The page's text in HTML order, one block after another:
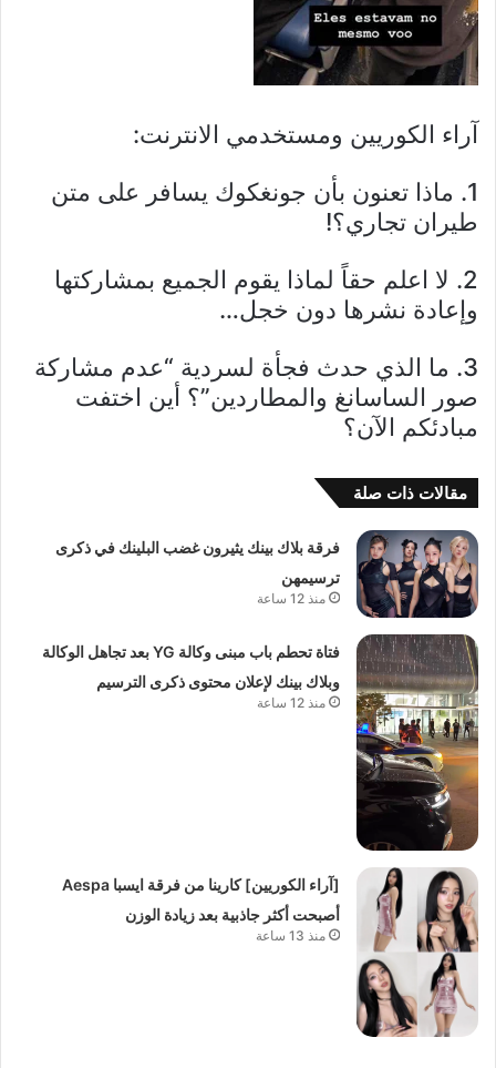
آراء الكوريين ومستخدمي الانترنت:
1. ماذا تعنون بأن جونغكوك يسافر على متن
طيران تجاري؟!
2. لا اعلم حقاً لماذا يقوم الجميع بمشاركتها
وإعادة نشرها دون خجل…
3. ما الذي حدث فجأة لسردية “عدم مشاركة
صور الساسانغ والمطاردين”؟ أين اختفت
مبادئكم الآن؟
مقالات ذات صلة
فرقة بلاك بينك يثيرون غضب البلينك في ذكرى
ترسيمهن
منذ 12 ساعة
فتاة تحطم باب مبنى وكالة YG بعد تجاهل الوكالة
وبلاك بينك لإعلان محتوى ذكرى الترسيم
منذ 12 ساعة
[آراء الكوريين] كارينا من فرقة ايسبا Aespa
أصبحت أكثر جاذبية بعد زيادة الوزن
منذ 13 ساعة